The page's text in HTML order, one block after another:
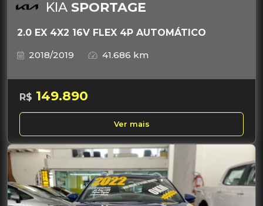
KIA SPORTAGE
2.0 EX 4X2 16V FLEX 4P AUTOMÁTICO
2018/2019
41.686 km
R$ 149.890
Ver mais